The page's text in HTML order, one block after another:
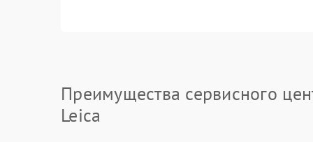
Преимущества сервисного
Leica